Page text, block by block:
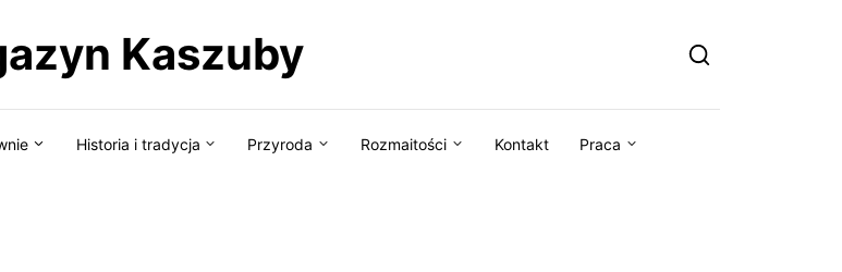
Kaszuby
Historia i tradycja Przyroda Rozmaitości Kontakt Praca